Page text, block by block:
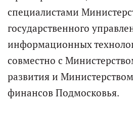
специалистами
государственного
информационных
совместно с
развития и
финансов Подмосковья.